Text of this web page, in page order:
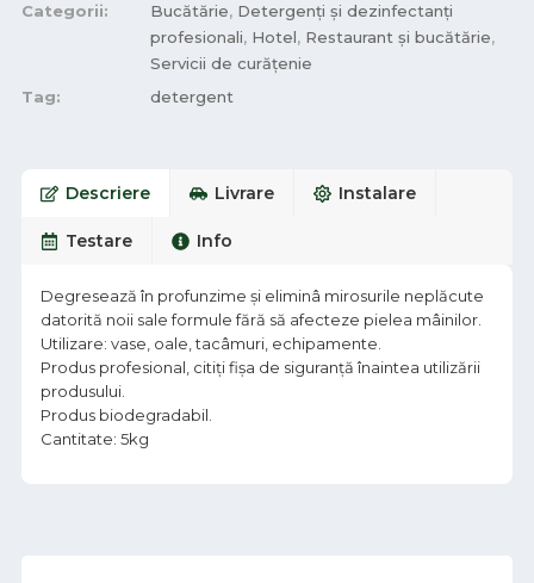
Categorii:
Bucătărie, Detergenți și dezinfectanți
profesionali, Hotel, Restaurant și bucătărie,
Servicii de curățenie
Tag:
detergent
Descriere Livrare Instalare
Testare Info
Degresează în profunzime şi eliminâ mirosurile neplăcute
datorită noii sale formule fără să afecteze pielea mâinilor.
Utilizare: vase, oale, tacâmuri, echipamente.
Produs profesional, citiţi fişa de siguranţă înaintea utilizării
produsului.
Produs biodegradabil.
Cantitate: 5kg